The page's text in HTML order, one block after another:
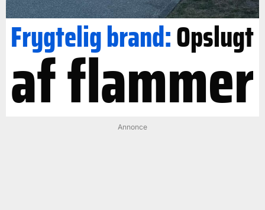
Frygtelig brand:Opslugt
af flammer
Annonce